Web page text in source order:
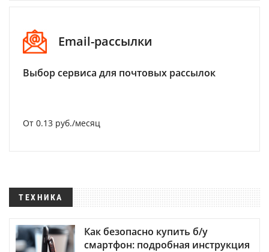
Email-рассылки
Выбор сервиса для почтовых рассылок
От 0.13 руб./месяц
ТЕХНИКА
Как безопасно купить б/у
смартфон: подробная инструкция